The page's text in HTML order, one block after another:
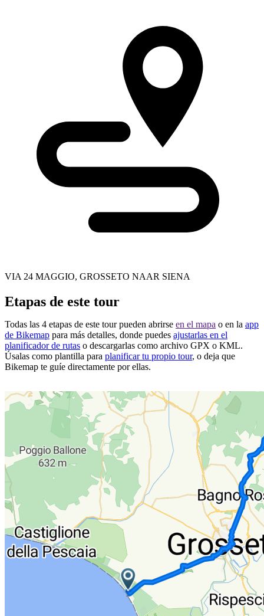
VIA 24 MAGGIO, GROSSETO NAAR SIENA
Etapas de este tour
Todas las 4 etapas de este tour pueden abrirse en el mapa o en la app
de Bikemap para más detalles, donde puedes ajustarlas en el
planificador de rutas o descargarlas como archivo GPX o KML.
Úsalas como plantilla para planificar tu propio tour, o deja que
Bikemap te guíe directamente por ellas.